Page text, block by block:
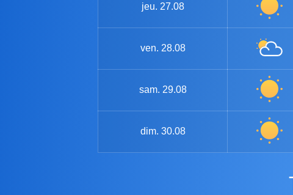
jeu. 27.08
ven. 28.08
sam. 29.08
dim. 30.08